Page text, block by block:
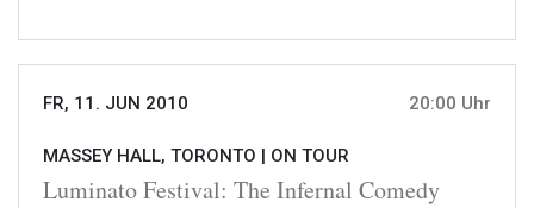
FR, 11. JUN 2010 20:00 Uhr
MASSEY HALL, TORONTO | ON TOUR
Luminato Festival: The Infernal Comedy